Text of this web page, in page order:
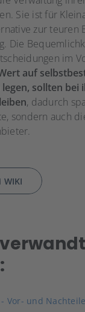
Sie ist für
zur teuren
Die
im
auf
sollten bei
, dadurch
sondern auch
WIKI
Vor- und Nachteile